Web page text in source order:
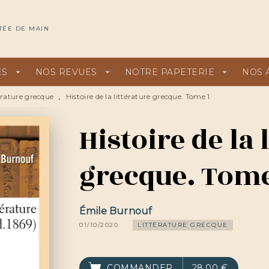
DE MAIN
arrow_drop_down NOS REVUES arrow_drop_down NOTRE PAPETERIE arrow_drop_down NOS
grecque • Histoire de la littérature grecque. Tome 1
Histoire de
grecque.
Émile Burnouf
01/10/2020 LITTÉRATURE GRECQUE